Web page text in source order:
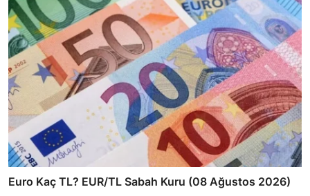
Euro Kaç TL? EUR/TL Sabah Kuru (08 Ağustos 2026)